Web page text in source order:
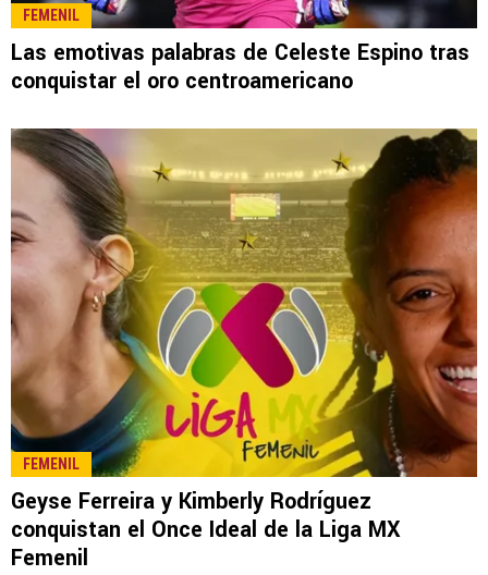
FEMENIL
Las emotivas palabras de Celeste Espino tras
conquistar el oro centroamericano
FEMENIL
Geyse Ferreira y Kimberly Rodríguez
conquistan el Once Ideal de la Liga MX
Femenil